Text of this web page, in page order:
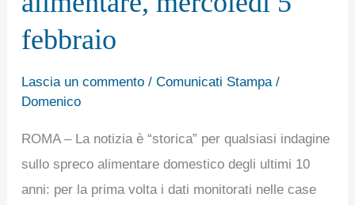
febbraio
Lascia un commento / Comunicati Stampa/
Domenico
ROMA – La notizia è “storica” per qualsiasi indagine
sullo spreco alimentare domestico degli ultimi 10
anni: per la prima volta i dati monitorati nelle case
di
un
l’Italia
1
miliardo
e